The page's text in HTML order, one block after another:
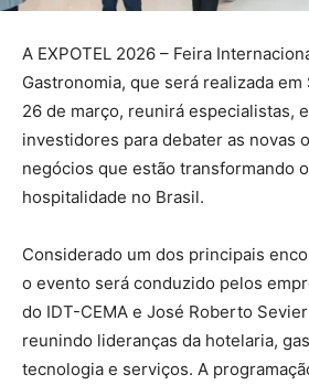
A EXPOTEL 2026 – Feira
Gastronomia, que será realizada em
26 de março, reunirá especialistas,
investidores para debater as novas
negócios que estão transformando
hospitalidade no Brasil.
Considerado um dos principais
o evento será conduzido pelos
do IDT-CEMA e José Roberto
reunindo lideranças da hotelaria,
tecnologia e serviços. A